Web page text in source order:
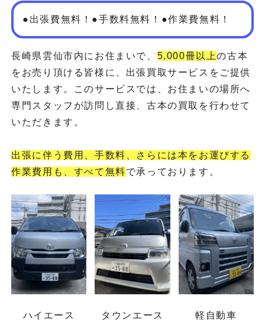
●出張費無料！●手数料無料！●作業費無料！
長崎県雲仙市内にお住まいで、 5,000冊以上の古本
をお売り頂ける皆様に、出張買取サービスをご提供
いたします。このサービスでは、お住まいの場所へ
専門スタッフが訪問し直接、古本の買取を行わせて
いただきます。
出張に伴う費用、手数料、さらには本をお運びする
作業費用も、すべて無料で承っております。
ハイエース タウンエース 軽自動車